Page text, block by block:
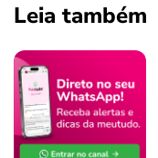
Leia também